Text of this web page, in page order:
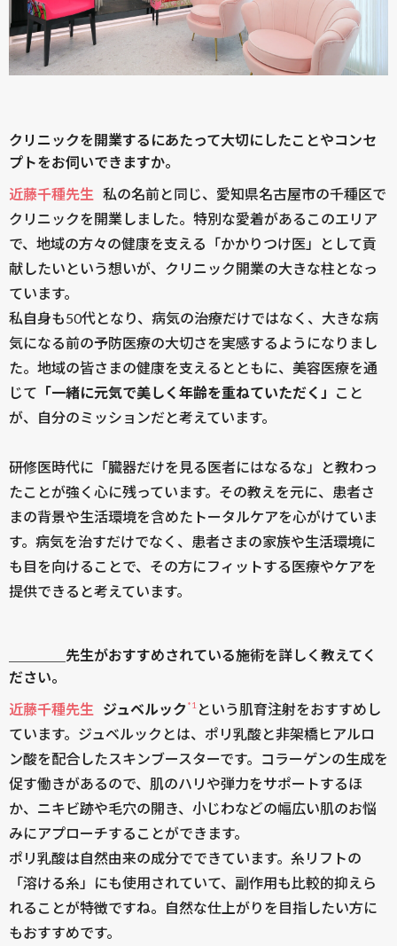
クリニックを開業するにあたって大切にしたことやコンセ
プトをお伺いできますか。
近藤千種先生 私の名前と同じ、愛知県名古屋市の千種区で
クリニックを開業しました。特別な愛着があるこのエリア
で、地域の方々の健康を支える「かかりつけ医」として貢
献したいという想いが、クリニック開業の大きな柱となっ
ています。
私自身も50代となり、病気の治療だけではなく、大きな病
気になる前の予防医療の大切さを実感するようになりまし
た。地域の皆さまの健康を支えるとともに、美容医療を通
じて 「一緒に元気で美しく年齢を重ねていただく」
こと
が、自分のミッションだと考えています。
研修医時代に「臓器だけを見る医者にはなるな」と教わっ
たことが強く心に残っています。その教えを元に、患者さ
まの背景や生活環境を含めたトータルケアを心がけていま
す。病気を治すだけでなく、患者さまの家族や生活環境に
も目を向けることで、その方にフィットする医療やケアを
提供できると考えています。
＿＿＿＿先生がおすすめされている施術を詳しく教えてく
ださい。
近藤千種先生
ジュベルック*1 という肌育注射をおすすめし
ています。ジュベルックとは、ポリ乳酸と非架橋ヒアルロ
ン酸を配合したスキンブースターです。コラーゲンの生成を
促す働きがあるので、肌のハリや弾力をサポートするほ
か、ニキビ跡や毛穴の開き、小じわなどの幅広い肌のお悩
みにアプローチすることができます。
ポリ乳酸は自然由来の成分でできています。糸リフトの
「溶ける糸」にも使用されていて、副作用も比較的抑えら
れることが特徴ですね。自然な仕上がりを目指したい方に
もおすすめです。